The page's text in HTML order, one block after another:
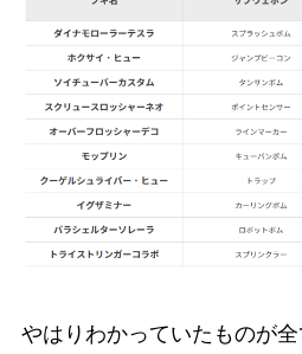
やはりわかっていたものが全